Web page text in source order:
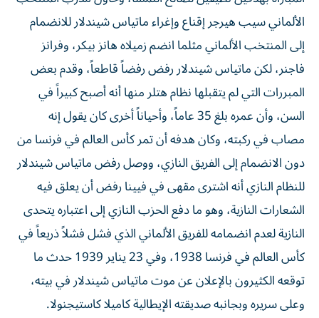
الألماني سيب هيرجر إقناع وإغراء ماتياس شيندلار للانضمام
إلى المنتخب الألماني مثلما انضم زميلاه هانز بيكر، وفرانز
فاجنر، لكن ماتياس شيندلار رفض رفضاً قاطعاً، وقدم بعض
المبررات التي لم يتقبلها نظام هتلر منها أنه أصبح كبيراً في
السن، وأن عمره بلغ 35 عاماً، وأحياناً أخرى كان يقول إنه
مصاب في ركبته، وكان هدفه أن تمر كأس العالم في فرنسا من
دون الانضمام إلى الفريق النازي، ووصل رفض ماتياس شيندلار
للنظام النازي أنه اشترى مقهى في فيينا رفض أن يعلق فيه
الشعارات النازية، وهو ما دفع الحزب النازي إلى اعتباره يتحدى
النازية لعدم انضمامه للفريق الألماني الذي فشل فشلاً ذريعاً في
كأس العالم في فرنسا 1938، وفي 23 يناير 1939 حدث ما
توقعه الكثيرون بالإعلان عن موت ماتياس شيندلار في بيته،
وعلى سريره وبجانبه صديقته الإيطالية كاميلا كاستيجنولا.